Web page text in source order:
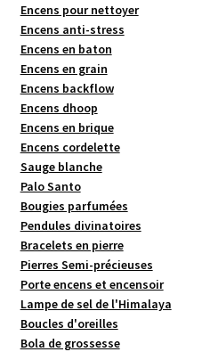
Encens pour nettoyer
Encens anti-stress
Encens en baton
Encens en grain
Encens backflow
Encens dhoop
Encens en brique
Encens cordelette
Sauge blanche
Palo Santo
Bougies parfumées
Pendules divinatoires
Bracelets en pierre
Pierres Semi-précieuses
Porte encens et encensoir
Lampe de sel de l'Himalaya
Boucles d'oreilles
Bola de grossesse